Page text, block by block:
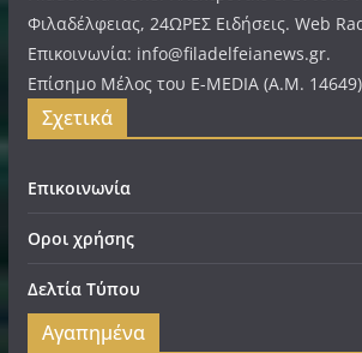
Φιλαδέλφειας, 24ΩΡΕΣ Ειδήσεις. Web
Επικοινωνία: info@filadelfeianews.gr.
Επίσημο Μέλος του E-MEDIA (A.M.
Σχετικά
Επικοινωνία
Οροι χρήσης
Δελτία Τύπου
Αγαπημένα